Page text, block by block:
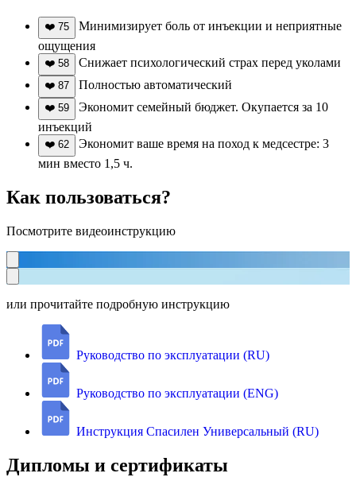
❤️ 75
Минимизирует боль от инъекции и неприятные
ощущения
❤️ 58 Снижает психологический страх перед уколами
❤️ 87 Полностью автоматический
❤️ 59
Экономит семейный бюджет. Окупается за 10
инъекций
❤️ 62
Экономит ваше время на поход к медсестре: 3
мин вместо 1,5 ч.
Как пользоваться?
Посмотрите видеоинструкцию
или прочитайте подробную инструкцию
Руководство по эксплуатации (RU)
Руководство по эксплуатации (ENG)
Инструкция Спасилен Универсальный (RU)
Дипломы и сертификаты